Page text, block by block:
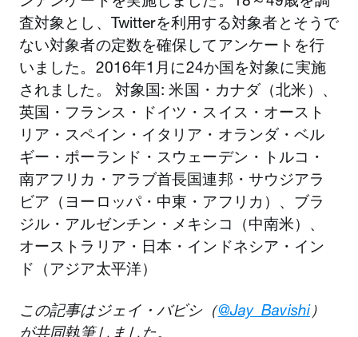
査対象とし、Twitterを利用する対象者とそうで
ない対象者の定数を確保してアンケートを行
いました。2016年1月に24か国を対象に実施
されました。 対象国: 米国・カナダ（北米）、
英国・フランス・ドイツ・スイス・オースト
リア・スペイン・イタリア・オランダ・ベル
ギー・ポーランド・スウェーデン・トルコ・
南アフリカ・アラブ首長国連邦・サウジアラ
ビア（ヨーロッパ・中東・アフリカ）、ブラ
ジル・アルゼンチン・メキシコ（中南米）、
オーストラリア・日本・インドネシア・イン
ド（アジア太平洋）
この記事はジェイ・バビシ（@Jay_Bavishi）
が共同執筆しました。